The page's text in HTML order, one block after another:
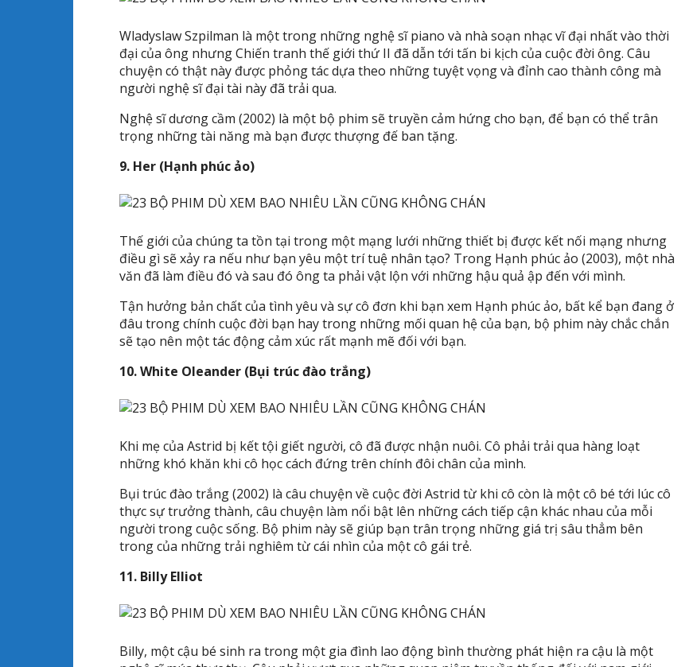
Wladyslaw Szpilman là một trong những nghệ sĩ piano và nhà soạn nhạc vĩ đại nhất vào thời
đại của ông nhưng Chiến tranh thế giới thứ II đã dẫn tới tấn bi kịch của cuộc đời ông. Câu
chuyện có thật này được phỏng tác dựa theo những tuyệt vọng và đỉnh cao thành công mà
người nghệ sĩ đại tài này đã trải qua.
Nghệ sĩ dương cầm (2002) là một bộ phim sẽ truyền cảm hứng cho bạn, để bạn có thể trân
trọng những tài năng mà bạn được thượng đế ban tặng.
9. Her (Hạnh phúc ảo)
Thế giới của chúng ta tồn tại trong một mạng lưới những thiết bị được kết nối mạng nhưng
điều gì sẽ xảy ra nếu như bạn yêu một trí tuệ nhân tạo? Trong Hạnh phúc ảo (2003), một nhà
văn đã làm điều đó và sau đó ông ta phải vật lộn với những hậu quả ập đến với mình.
Tận hưởng bản chất của tình yêu và sự cô đơn khi bạn xem Hạnh phúc ảo, bất kể bạn đang ở
đâu trong chính cuộc đời bạn hay trong những mối quan hệ của bạn, bộ phim này chắc chắn
sẽ tạo nên một tác động cảm xúc rất mạnh mẽ đối với bạn.
10. White Oleander (Bụi trúc đào trắng)
Khi mẹ của Astrid bị kết tội giết người, cô đã được nhận nuôi. Cô phải trải qua hàng loạt
những khó khăn khi cô học cách đứng trên chính đôi chân của mình.
Bụi trúc đào trắng (2002) là câu chuyện về cuộc đời Astrid từ khi cô còn là một cô bé tới lúc cô
thực sự trưởng thành, câu chuyện làm nổi bật lên những cách tiếp cận khác nhau của mỗi
người trong cuộc sống. Bộ phim này sẽ giúp bạn trân trọng những giá trị sâu thẳm bên
trong của những trải nghiêm từ cái nhìn của một cô gái trẻ.
11. Billy Elliot
Billy, một cậu bé sinh ra trong một gia đình lao động bình thường phát hiện ra cậu là một